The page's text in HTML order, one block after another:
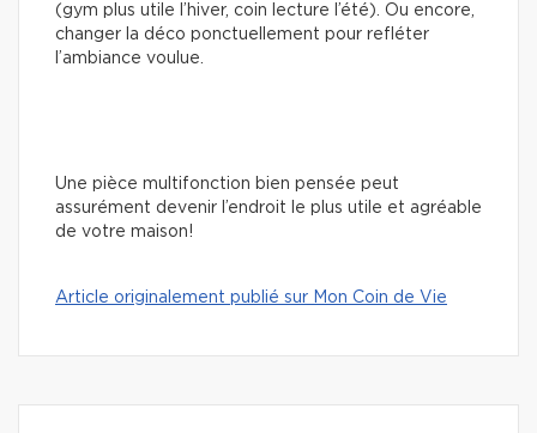
(gym plus utile l’hiver, coin lecture l’été). Ou encore,
changer la déco ponctuellement pour refléter
l’ambiance voulue.
Une pièce multifonction bien pensée peut
assurément devenir l’endroit le plus utile et agréable
de votre maison!
Article originalement publié sur Mon Coin de Vie